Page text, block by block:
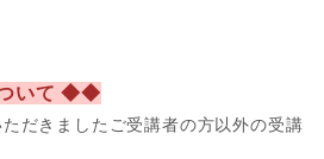
いて ◆◆
だきましたご受講者の方以外の受講